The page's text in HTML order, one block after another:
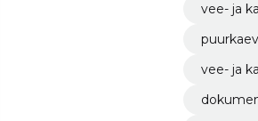
vee- ja
vee- ja